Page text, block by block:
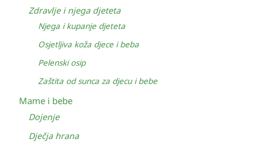
Zdravlje i njega djeteta
Njega i kupanje djeteta
Osjetljiva koža djece i beba
Pelenski osip
Zaštita od sunca za djecu i bebe
Mame i bebe
Dojenje
Dječja hrana